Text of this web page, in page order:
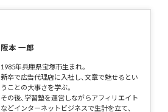
阪本 一郎
1985年兵庫県宝塚市生まれ。
新卒で広告代理店に入社し、文章で魅せるとい
うことの大事さを学ぶ。
その後、学習塾を運営しながらアフィリエイト
などインターネットビジネスで生計を立て、